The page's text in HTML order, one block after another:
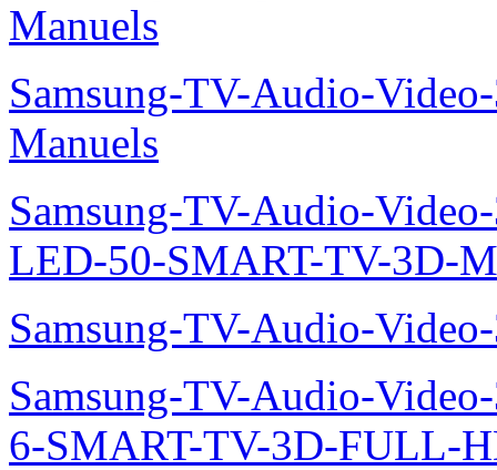
Manuels
Samsung-TV-Audio-
Manuels
Samsung-TV-Audio-
LED-50-SMART-TV-3D-
Samsung-TV-Audio-
Samsung-TV-Audio-
6-SMART-TV-3D-FULL-